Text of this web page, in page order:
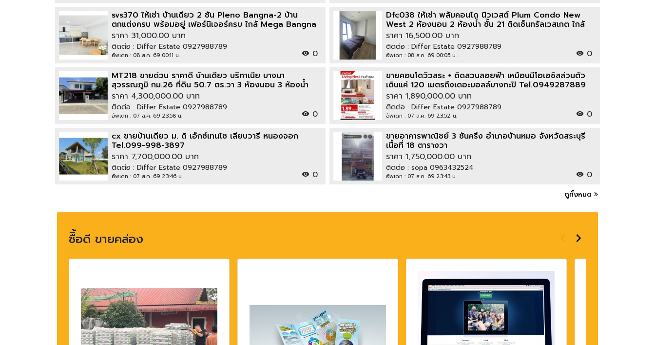
svs370 ให้เช่า บ้านเดี่ยว 2 ชั้น Pleno Bangna-2 บ้าน
ตกแต่งครบ พร้อมอยู่ เฟอร์นิเจอร์ครบ ใกล้ Mega Bangna
ราคา 31,000.00 บาท
ติดต่อ : Differ Estate 0927988789
อัพเดท : 08 ส.ค. 69 00:11 น. 0
Dfc038 ให้เช่า พลัมคอนโด นิวเวสต์ Plum Condo New
West 2 ห้องนอน 2 ห้องน้ำ ชั้น 21 ติดเซ็นทรัลเวสเกต ใกล้
MRT ตลาดบางใหญ่
ราคา 16,500.00 บาท
ติดต่อ : Differ Estate 0927988789
อัพเดท : 08 ส.ค. 69 00:05 น.
0
MT218 ขายด่วน ราคาดี บ้านเดี่ยว บริทาเนีย บางนา
สุวรรณภูมิ กม.26 ที่ดิน 50.7 ตร.วา 3 ห้องนอน 3 ห้องน้ำ
จอดรถ 2 คัน Tel.085-346-3838
ราคา 4,300,000.00 บาท
ติดต่อ : Differ Estate 0927988789
อัพเดท : 07 ส.ค. 69 23:58 น. 0
ขายคอนโดวิวสระ + ติดสวนลอยฟ้า เหมือนมีโอเอซิสส่วนตัว
เดินแค่ 120 เมตรถึงเดอะมอลล์บางกะปิ Tel.0949287889
ราคา 1,890,000.00 บาท
ติดต่อ : Differ Estate 0927988789
อัพเดท : 07 ส.ค. 69 23:52 น.
0
cx ขายบ้านเดี่ยว ม. ดิ เอ็กซ์เทนโซ เลียบวารี หนองจอก
Tel.099-998-3897
ราคา 7,700,000.00 บาท
ติดต่อ : Differ Estate 0927988789
อัพเดท : 07 ส.ค. 69 23:46 น. 0
ขายอาคารพาณิชย์ 3 ชั้นครึ่ง อำเภอบ้านหมอ จังหวัดสระบุรี
เนื้อที่ 18 ตารางวา
ราคา 1,750,000.00 บาท
ติดต่อ : sopa 0963432524
อัพเดท : 07 ส.ค. 69 23:43 น. 0
ดูทั้งหมด
ซืิ้อดี ขายคล่อง